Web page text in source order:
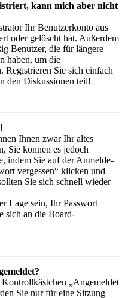
kann mich aber nicht
Ihr Benutzerkonto aus
oder gelöscht hat. Außerdem
Benutzer, die für längere
haben, um die
Registrieren Sie sich einfach
den Diskussionen teil!
Ihnen zwar Ihr altes
Sie können es jedoch
indem Sie auf der Anmelde-
vergessen“ klicken und
Sie sich schnell wieder
Lage sein, Ihr Passwort
sich an die Board-
„Angemeldet
Sie nur für eine Sitzung